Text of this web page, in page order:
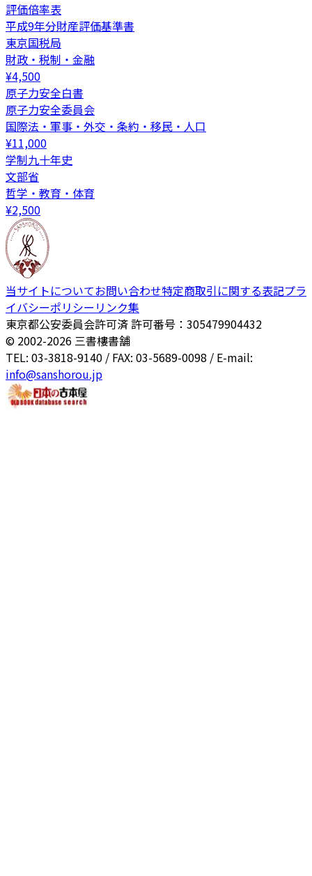
評価倍率表
平成9年分財産評価基準書
東京国税局
財政・税制・金融
¥4,500
原子力安全白書
原子力安全委員会
国際法・軍事・外交・条約・移民・人口
¥11,000
学制九十年史
文部省
哲学・教育・体育
¥2,500
当サイトについてお問い合わせ特定商取引に関する表記プラ
イバシーポリシー リンク集
東京都公安委員会許可済 許可番号：305479904432
© 2002-2026 三書樓書舗
TEL: 03-3818-9140 / FAX: 03-5689-0098 / E-mail:
info@sanshorou.jp